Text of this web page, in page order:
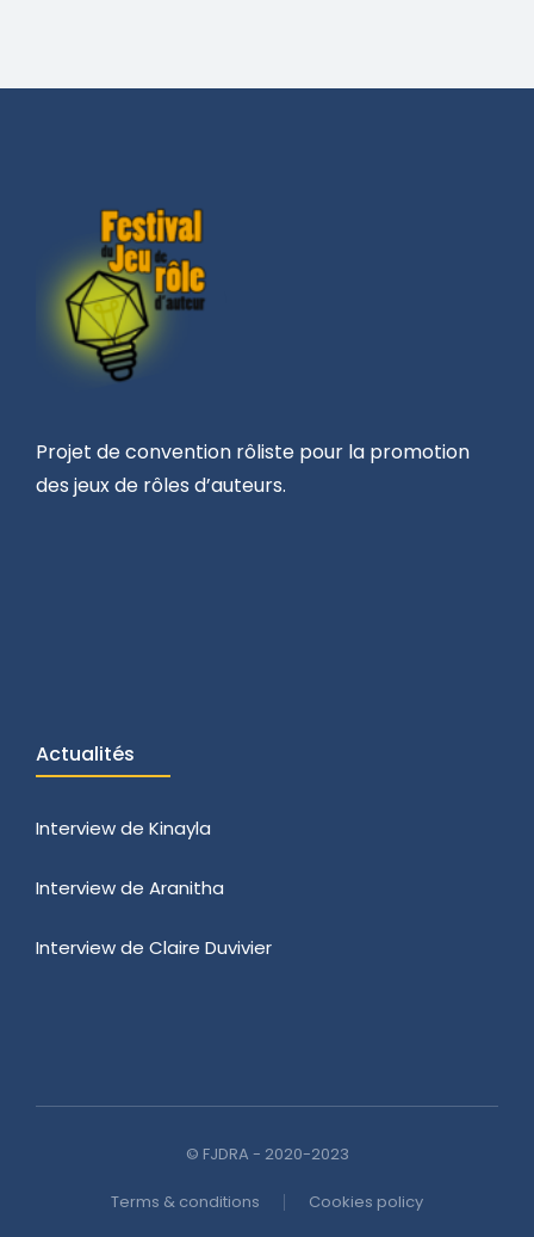
Projet de convention rôliste pour la promotion
des jeux de rôles d’auteurs.
Actualités
Interview de Kinayla
Interview de Aranitha
Interview de Claire Duvivier
© FJDRA - 2020-2023
Terms & conditions Cookies policy